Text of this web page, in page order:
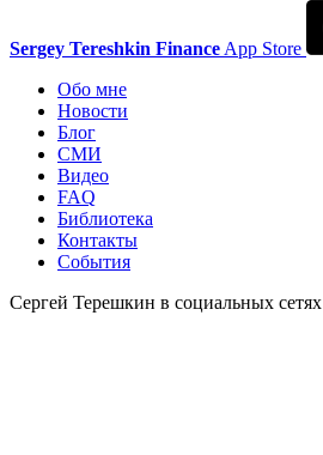
Sergey Tereshkin Finance App Store
Обо мне
Новости
Блог
СМИ
Видео
FAQ
Библиотека
Контакты
События
Сергей Терешкин в социальных сетях